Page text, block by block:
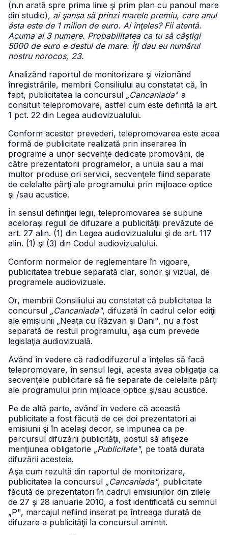
(n.n arată spre prima linie şi prim plan cu panoul mare
din studio), ai şansa să prinzi marele premiu, care anul
ăsta este de 1 milion de euro. Ai înţeles? Fii atentă.
Acuma ai 3 numere. Probabilitatea ca tu să câştigi
5000 de euro e destul de mare. Îţi dau eu numărul
nostru norocos, 23.
Analizând raportul de monitorizare şi vizionând
înregistrările, membrii Consiliului au constatat că, în
fapt, publicitatea la concursul „Cancaniada’’ a
consituit telepromovare, astfel cum este definită la art.
1 pct. 22 din Legea audiovizualului.
Conform acestor prevederi, telepromovarea este acea
formă de publicitate realizată prin inserarea în
programe a unor secvenţe dedicate promovării, de
către prezentatorii programelor, a unuia sau a mai
multor produse ori servicii, secvenţele fiind separate
de celelalte părţi ale programului prin mijloace optice
şi /sau acustice.
În sensul definiţiei legii, telepromovarea se supune
aceloraşi reguli de difuzare a publicităţii prevăzute de
art. 27 alin. (1) din Legea audiovizualului şi de art. 117
alin. (1) şi (3) din Codul audiovizualului.
Conform normelor de reglementare în vigoare,
publicitatea trebuie separată clar, sonor şi vizual, de
programele audiovizuale.
Or, membrii Consiliului au constatat că publicitatea la
concursul „Cancaniada", difuzată în cadrul celor ediţii
ale emisiunii „Neaţa cu Răzvan şi Dani", nu a fost
separată de restul programului, aşa cum prevede
legislaţia audiovizuală.
Având în vedere că radiodifuzorul a înţeles să facă
telepromovare, în sensul legii, acesta avea obligaţia ca
secvenţele publicitare să fie separate de celelalte părţi
ale programului prin mijloace optice şi/sau acustice.
Pe de altă parte, având în vedere că această
publicitate a fost făcută de cei doi prezentatori ai
emisiunii şi în acelaşi decor, se impunea ca pe
parcursul difuzării publicităţii, postul să afişeze
menţiunea obligatorie „Publicitate", pe toată durata
difuzării acesteia.
Aşa cum rezultă din raportul de monitorizare,
publicitatea la concursul „Cancaniada", publicitate
făcută de prezentatori în cadrul emisiunilor din zilele
de 27 şi 28 ianuarie 2010, a fost identificată cu semnul
„P", marcajul nefiind inserat pe întreaga durată de
difuzare a publicităţii la concursul amintit.